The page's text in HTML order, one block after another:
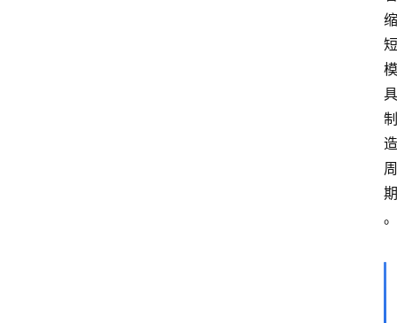
缩
短
模
具
制
造
周
期
。